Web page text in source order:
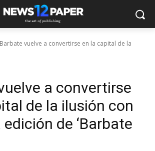
Barbate vuelve a convertirse en la capital de la
a convertirse
de la ilusión con
de ‘Barbate